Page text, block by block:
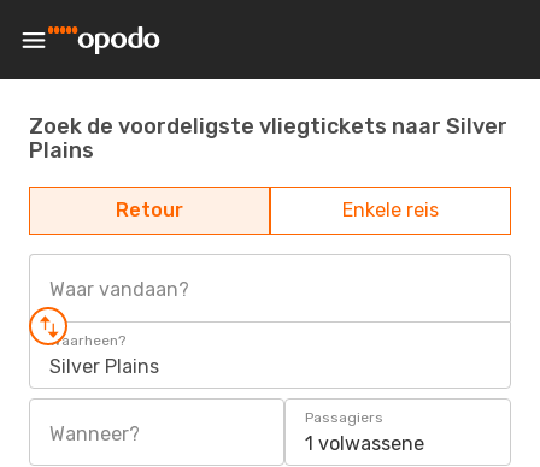
Zoek de voordeligste vliegtickets naar Silver
Plains
Retour Enkele reis
Waar vandaan?
Waarheen?
Silver Plains
Wanneer?
Passagiers
1 volwassene